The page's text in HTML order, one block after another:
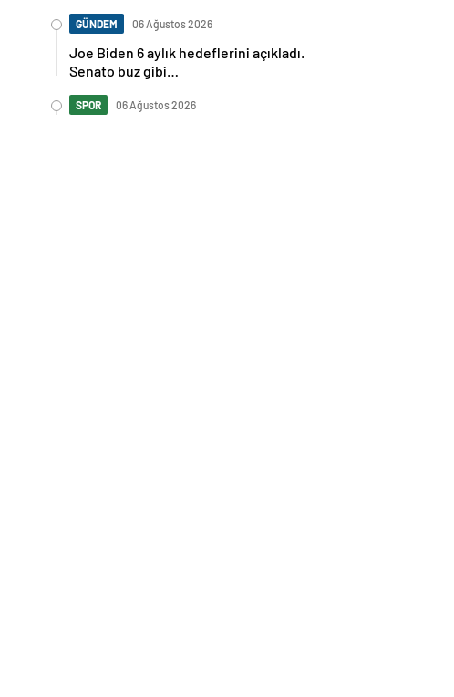
GÜNDEM 06 Ağustos 2026
Joe Biden 6 aylık hedeflerini açıkladı.
Senato buz gibi…
SPOR 06 Ağustos 2026